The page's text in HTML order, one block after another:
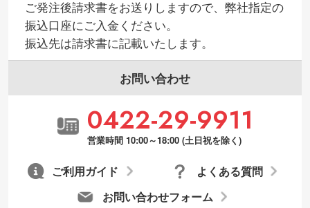
ご発注後請求書をお送りしますので、弊社指定の
振込口座にご入金ください。
振込先は請求書に記載いたします。
お問い合わせ
0422-29-9911
営業時間 10:00～18:00 (土日祝を除く)
お問い合わせフォーム
よくある質問
ご利用ガイド